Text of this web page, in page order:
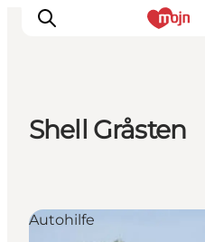
Events
Übernachtung
Shell Gråsten
Autohilfe